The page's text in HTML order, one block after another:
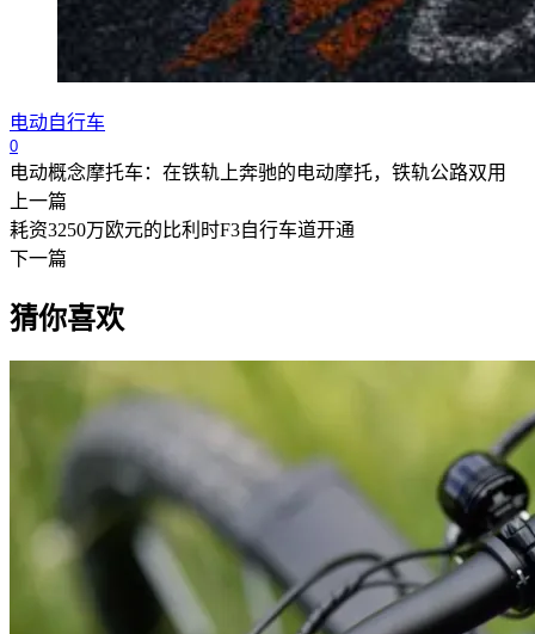
电动自行车
0
电动概念摩托车：在铁轨上奔驰的电动摩托，铁轨公路双用
上一篇
耗资3250万欧元的比利时F3自行车道开通
下一篇
猜你喜欢